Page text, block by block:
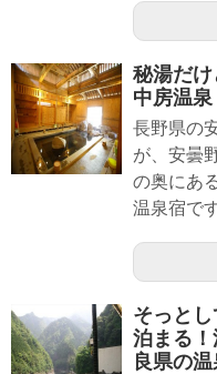
秘湯だけ
中房温泉
長野県の
が、安曇
の奥にあ
温泉宿で
そっと
泊まる
良県の温